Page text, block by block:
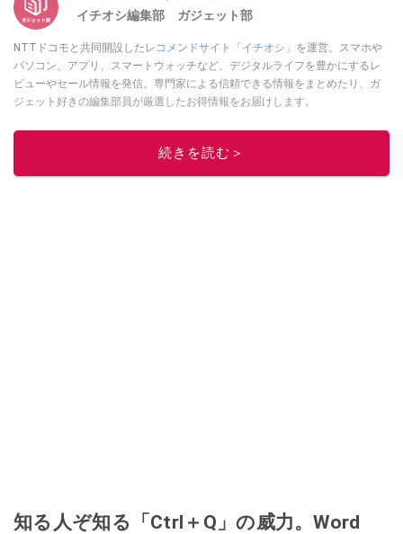
イチオシ編集部 ガジェット部
NTTドコモと共同開設したレコメンドサイト「イチオシ」 を運営。スマホや
パソコン、アプリ、スマートウォッチなど、デジタルライフを豊かにするレ
ビューやセール情報を発信。専門家による信頼できる情報をまとめたり、ガ
ジェット好きの編集部員が厳選したお得情報をお届けします。
このイチオシストの他の記事を読む
続きを読む＞
知る人ぞ知る「Ctrl＋Q」の威力。Word